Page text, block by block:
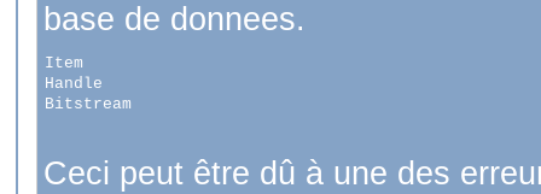
base de donnees.
Item
Handle
Bitstream
Ceci peut être dû à une des